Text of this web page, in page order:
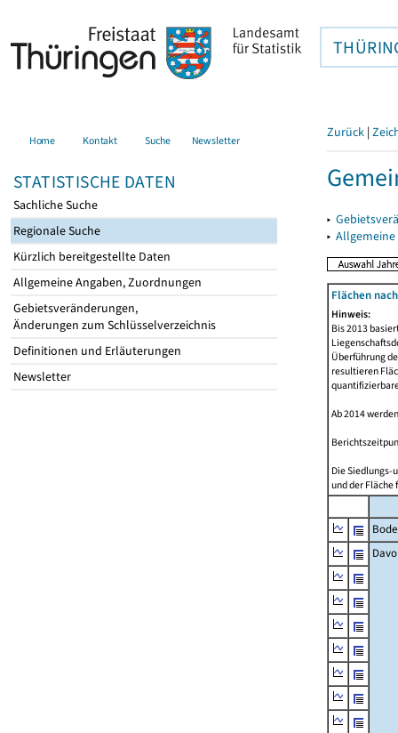
Home Kontakt Suche Newsletter
STATISTISCHE DATEN
Sachliche Suche
Regionale Suche
Kürzlich bereitgestellte Daten
Allgemeine Angaben, Zuordnungen
Gebietsveränderungen,
Änderungen zum Schlüsselverzeichnis
Definitionen und Erläuterungen
Newsletter
Zurück |
▸
▸
Flächen
Hinweis:
Bis 2013
Überführung
resultieren
Ab 2014
Die Siedlungs-
und der Fläche